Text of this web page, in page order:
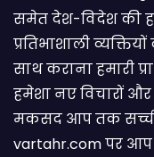
समेत देश-विदेश की
प्रतिभाशाली
साथ कराना हमारी
हमेशा नए विचारों
मकसद आप तक सच्ची
vartahr.com पर